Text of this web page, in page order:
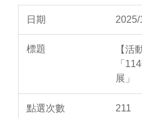
2025/
【活
「
展」
211